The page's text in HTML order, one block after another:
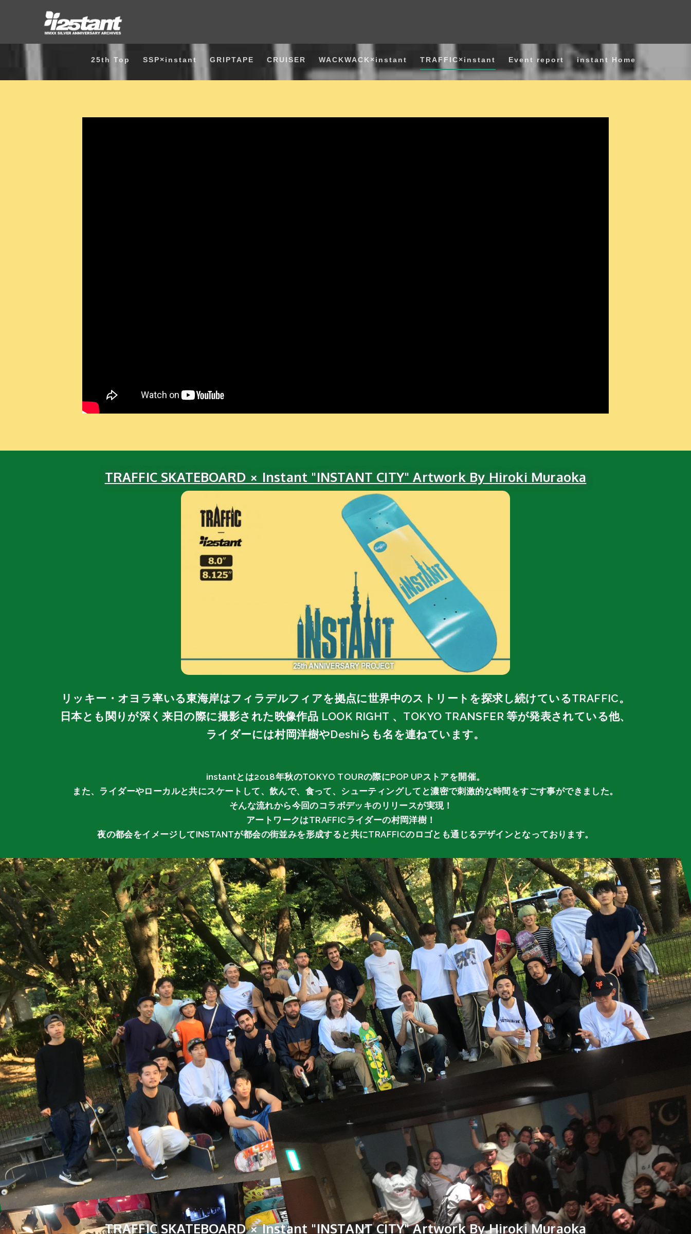
25th Top SSP×instant GRIPTAPE CRUISER WACKWACK×instant TRAFFIC×instant Event report instant Home
TRAFFIC SKATEBOARD × Instant "INSTANT CITY" Artwork By Hiroki Muraoka
リッキー・オヨラ率いる東海岸はフィラデルフィアを拠点に世界中のストリートを探求し続けているTRAFFIC。
日本とも関りが深く来日の際に撮影された映像作品 LOOK RIGHT 、TOKYO TRANSFER 等が発表されている他、
ライダーには村岡洋樹やDeshiらも名を連ねています。
instantとは2018年秋のTOKYO TOURの際にPOP UPストアを開催。
また、ライダーやローカルと共にスケートして、飲んで、食って、シューティングしてと濃密で刺激的な時間をすごす事ができました。
そんな流れから今回のコラボデッキのリリースが実現！
アートワークはTRAFFICライダーの村岡洋樹！
夜の都会をイメージしてINSTANTが都会の街並みを形成すると共にTRAFFICのロゴとも通じるデザインとなっております。
TRAFFIC SKATEBOARD × Instant "INSTANT CITY" Artwork By Hiroki Muraoka